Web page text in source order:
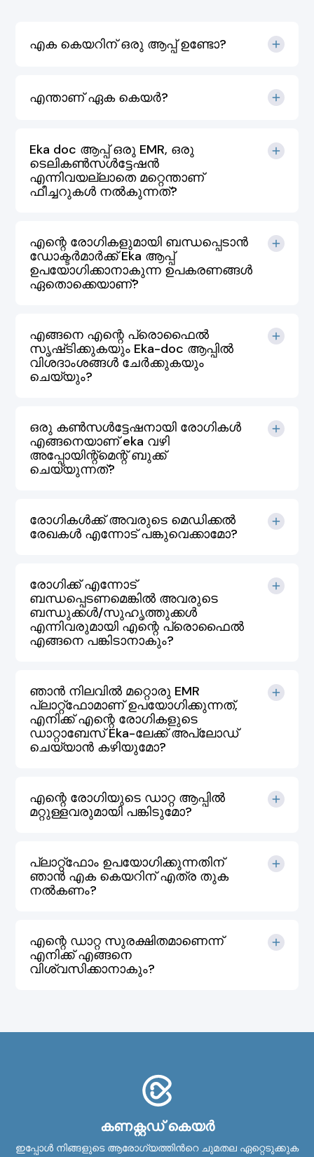
എക കെയറിന് ഒരു ആപ്പ് ഉണ്ടോ?
എന്താണ് ഏക കെയർ?
Eka doc ആപ്പ് ഒരു EMR, ഒരു
ടെലികൺസൾട്ടേഷൻ
എന്നിവയല്ലാതെ മറ്റെന്താണ്
ഫീച്ചറുകൾ നൽകുന്നത്?
എന്റെ രോഗികളുമായി ബന്ധപ്പെടാൻ
ഡോക്ടർമാർക്ക് Eka ആപ്പ്
ഉപയോഗിക്കാനാകുന്ന ഉപകരണങ്ങൾ
ഏതൊക്കെയാണ്?
എങ്ങനെ എന്റെ പ്രൊഫൈൽ
സൃഷ്‌ടിക്കുകയും Eka-doc ആപ്പിൽ
വിശദാംശങ്ങൾ ചേർക്കുകയും
ചെയ്യും?
ഒരു കൺസൾട്ടേഷനായി രോഗികൾ
എങ്ങനെയാണ് eka വഴി
അപ്പോയിന്റ്മെന്റ് ബുക്ക്
ചെയ്യുന്നത്?
രോഗികൾക്ക് അവരുടെ മെഡിക്കൽ
രേഖകൾ എന്നോട് പങ്കുവെക്കാമോ?
രോഗിക്ക് എന്നോട്
ബന്ധപ്പെടണമെങ്കിൽ അവരുടെ
ബന്ധുക്കൾ/സുഹൃത്തുക്കൾ
എന്നിവരുമായി എന്റെ പ്രൊഫൈൽ
എങ്ങനെ പങ്കിടാനാകും?
ഞാൻ നിലവിൽ മറ്റൊരു EMR
പ്ലാറ്റ്‌ഫോമാണ് ഉപയോഗിക്കുന്നത്,
എനിക്ക് എന്റെ രോഗികളുടെ
ഡാറ്റാബേസ് Eka-ലേക്ക് അപ്‌ലോഡ്
ചെയ്യാൻ കഴിയുമോ?
എന്റെ രോഗിയുടെ ഡാറ്റ ആപ്പിൽ
മറ്റുള്ളവരുമായി പങ്കിടുമോ?
പ്ലാറ്റ്‌ഫോം ഉപയോഗിക്കുന്നതിന്
ഞാൻ എക കെയറിന് എത്ര തുക
നൽകണം?
എന്റെ ഡാറ്റ സുരക്ഷിതമാണെന്ന്
എനിക്ക് എങ്ങനെ
വിശ്വസിക്കാനാകും?
കണക്റ്റഡ് കെയർ
ഇപ്പോൾ നിങ്ങളുടെ ആരോഗ്യത്തിന്‍റെ ചുമതല ഏറ്റെടുക്കുക